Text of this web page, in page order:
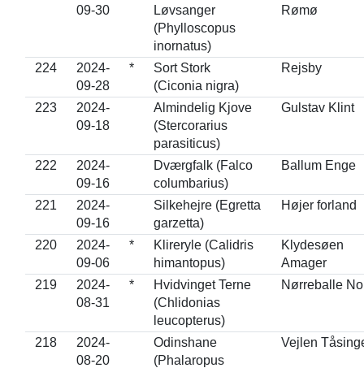
09-30
Løvsanger
(Phylloscopus
inornatus)
Rømø
224
2024-
09-28
*
Sort Stork
(Ciconia nigra)
Rejsby
223
2024-
09-18
Almindelig Kjove
(Stercorarius
parasiticus)
Gulstav Klint
222
2024-
09-16
Dværgfalk (Falco
columbarius)
Ballum Enge
221
2024-
09-16
Silkehejre (Egretta
garzetta)
Højer forland
220
2024-
09-06
*
Klireryle (Calidris
himantopus)
Klydesøen
Amager
219
2024-
08-31
*
Hvidvinget Terne
(Chlidonias
leucopterus)
Nørreballe
218
2024-
08-20
Odinshane
(Phalaropus
Vejlen